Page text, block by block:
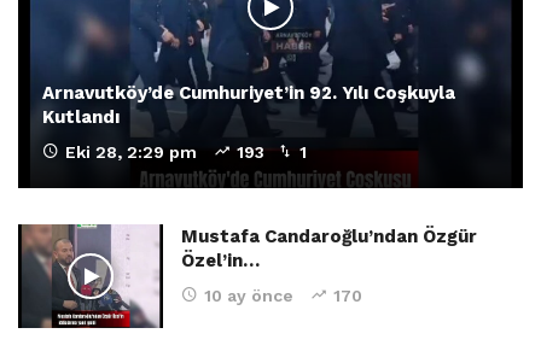
Arnavutköy’de Cumhuriyet’in 92. Yılı Coşkuyla
Kutlandı
Eki 28, 2:29 pm 193 1
Mustafa Candaroğlu’ndan Özgür
Özel’in…
10 ay önce 170